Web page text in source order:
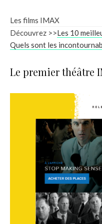
Les films IMAX
Découvrez >>Les 10
Quels sont les
Le premier théâtre